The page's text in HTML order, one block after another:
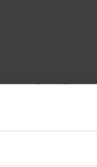
koelkast